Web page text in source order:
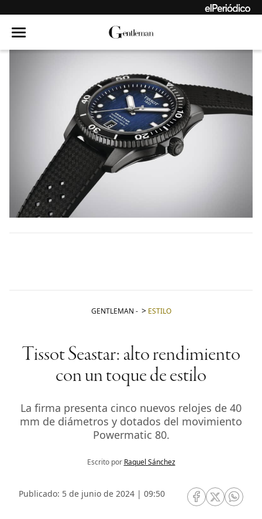
GENTLEMAN - ESTILO
Tissot Seastar: alto rendimiento
con un toque de estilo
La firma presenta cinco nuevos relojes de 40
mm de diámetros y dotados del movimiento
Powermatic 80.
Escrito por Raquel Sánchez
Publicado: 5 de junio de 2024 | 09:50
RRSS Facebook
RRSSRRSS